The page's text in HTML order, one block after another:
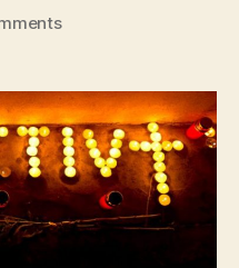
date
on
dinainte
de
#Colectiv